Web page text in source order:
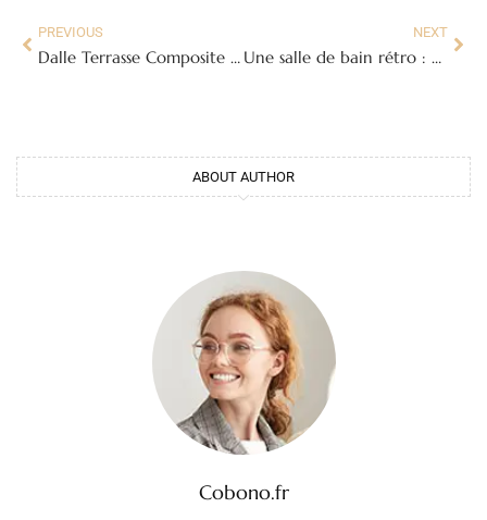
PREVIOUS
Dalle Terrasse Composite : Le Guide Ultime pour un Extérieur Durable et Esthétique
NEXT
Une salle de bain rétro : Plongez dans le charme d’antan
ABOUT AUTHOR
Cobono.fr